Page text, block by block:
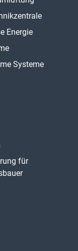
Energie
Systeme
für